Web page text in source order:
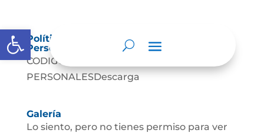
Abrir barra de herramientas
Política de Tratamiento de Datos
Personales.
CODIGO-DE-TRATAMIENTO-DE-DATOS-
PERSONALESDescarga
Galería
Lo siento, pero no tienes permiso para ver